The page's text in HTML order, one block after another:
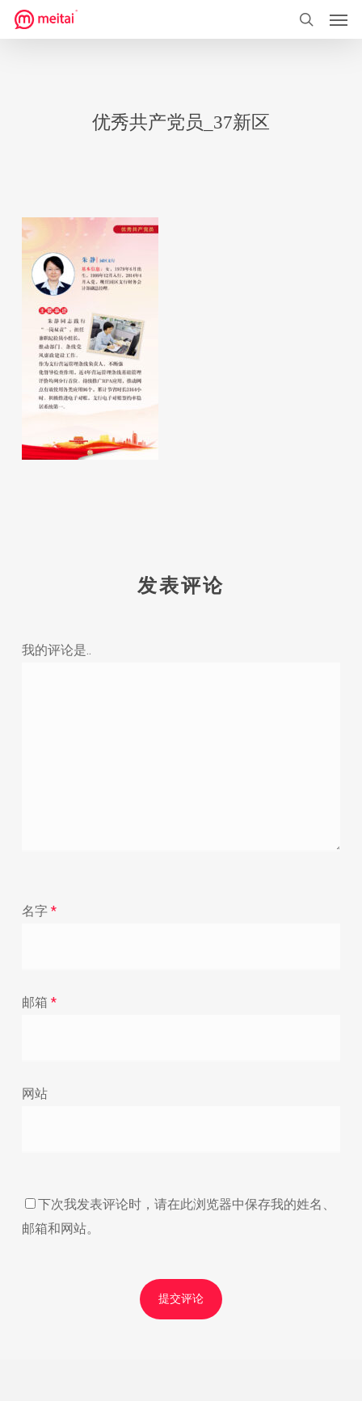
到
搜索
优秀共产党员_37新区
发表评论
我的评论是..
名字 *
邮箱 *
网站
下次我发表评论时，请在此浏览器中保存我的姓名、
邮箱和网站。